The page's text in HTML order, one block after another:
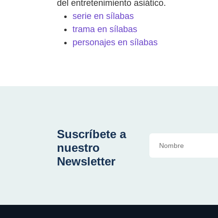
del entretenimiento asiático.
serie en sílabas
trama en sílabas
personajes en sílabas
Suscríbete a
nuestro
Newsletter